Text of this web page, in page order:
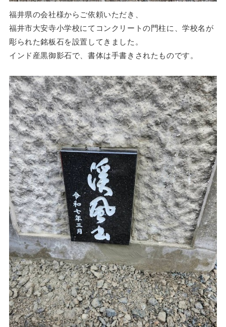
福井県の会社様からご依頼いただき、
福井市大安寺小学校にてコンクリートの門柱に、学校名が
彫られた銘板石を設置してきました。
インド産黒御影石で、書体は手書きされたものです。